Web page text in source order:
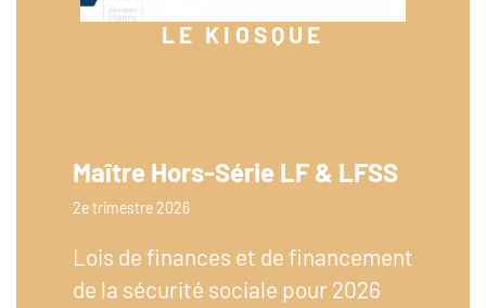
LE KIOSQUE
Maître Hors-Série LF & LFSS
2e trimestre 2026
Lois de finances et de financement
de la sécurité sociale pour 2026